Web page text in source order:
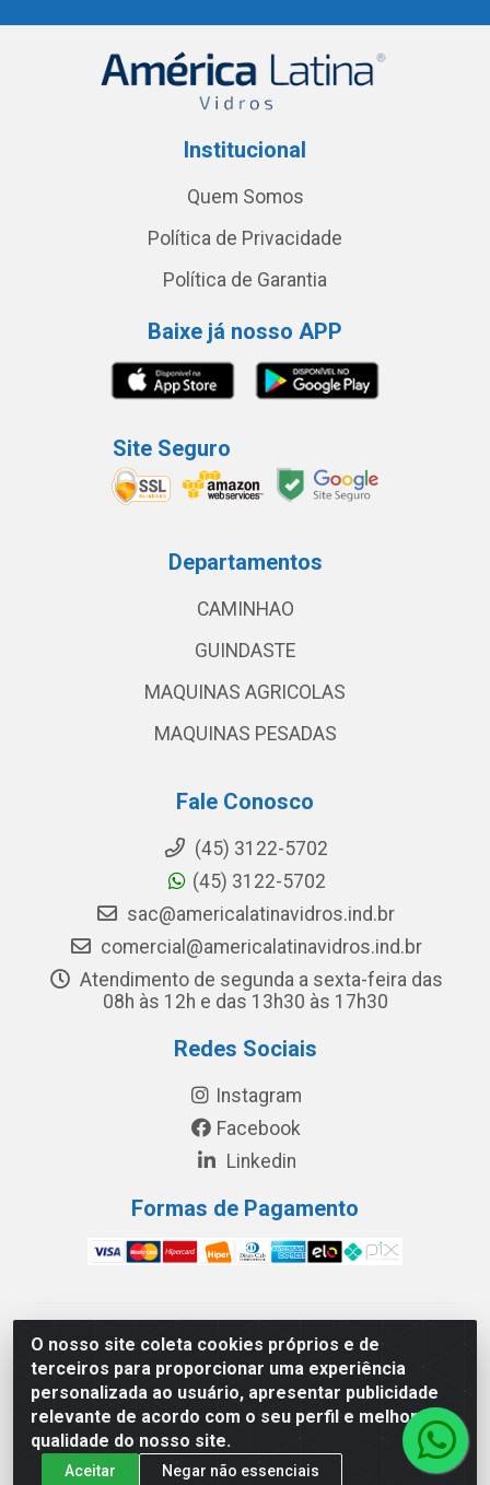
O nosso site coleta cookies próprios e de
terceiros para proporcionar uma experiência
personalizada ao usuário, apresentar publicidade
relevante de acordo com o seu perfil e melhorar a
qualidade do nosso site.
Aceitar Negar não essenciais
Institucional
Quem Somos
Política de Privacidade
Política de Garantia
Baixe já nosso APP
Site Seguro
Departamentos
CAMINHAO
GUINDASTE
MAQUINAS AGRICOLAS
MAQUINAS PESADAS
Fale Conosco
(45) 3122-5702
(45) 3122-5702
sac@americalatinavidros.ind.br
comercial@americalatinavidros.ind.br
Atendimento de segunda a sexta-feira das
08h às 12h e das 13h30 às 17h30
Redes Sociais
Instagram
Facebook
Linkedin
Formas de Pagamento
América Latina Indústria e Comércio de Vidros LTDA -
CNPJ 19.813.045/0001-03 - Rua Carlos Drummond de
Andrade, 151 Núcleo Industrial III – Cascavel/PR - CEP
85.811-530